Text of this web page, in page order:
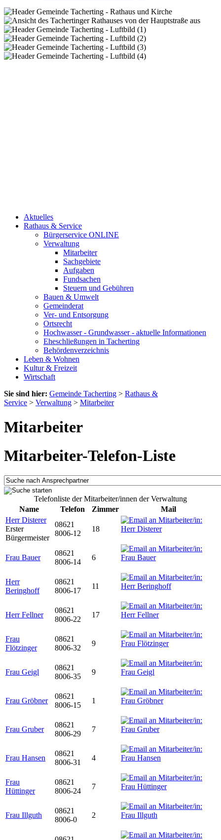
Aktuelles
Rathaus & Service
Bürgerservice ONLINE
Verwaltung
Mitarbeiter
Sachgebiete
Aufgaben
Fundsachen
Steuern und Gebühren
Bauen & Umwelt
Gemeinderat
Ver- und Entsorgung
Ortsrecht
Hochwasser - Grundwasser - aktuelle Informationen
Eheschließungen in Tacherting
Behördenverzeichnis
Leben & Wohnen
Kultur & Freizeit
Wirtschaft
Sie sind hier: Gemeinde Tacherting > Rathaus &
Service > Verwaltung > Mitarbeiter
Mitarbeiter
Mitarbeiter-Telefon-Liste
Telefonliste der Mitarbeiter/innen der Verwaltung
Name
Telefon Zimmer
Mail
Herr Disterer
Erster
Bürgermeister
08621
8006-12
18
Frau Bauer
08621
8006-14
6
Herr
Beringhoff
08621
8006-17
11
Herr Fellner
08621
8006-22
17
Frau
Flötzinger
08621
8006-32
9
Frau Geigl
08621
8006-35
9
Frau Gröbner
08621
8006-15
1
Frau Gruber
08621
8006-29
7
Frau Hansen
08621
8006-31
4
Frau
Hüttinger
08621
8006-24
7
Frau Illguth
08621
8006-0
2